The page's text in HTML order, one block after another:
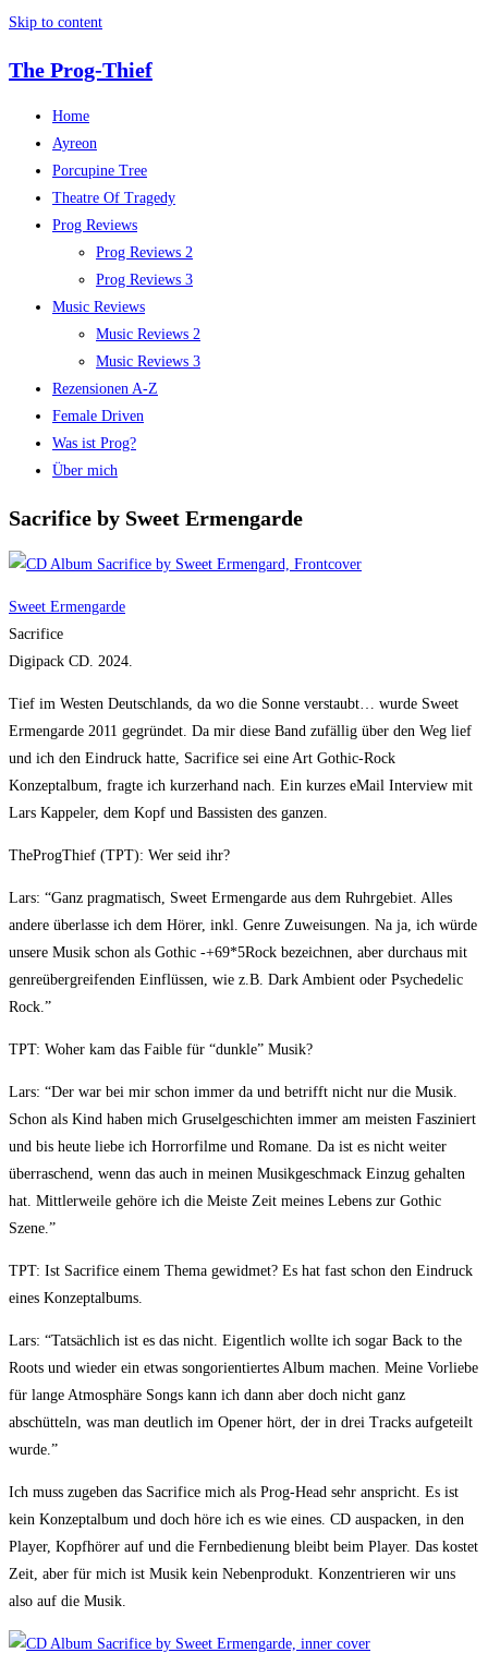
Skip to content
The Prog-Thief
Home
Ayreon
Porcupine Tree
Theatre Of Tragedy
Prog Reviews
Prog Reviews 2
Prog Reviews 3
Music Reviews
Music Reviews 2
Music Reviews 3
Rezensionen A-Z
Female Driven
Was ist Prog?
Über mich
Sacrifice by Sweet Ermengarde
Sweet Ermengarde
Sacrifice
Digipack CD. 2024.
Tief im Westen Deutschlands, da wo die Sonne verstaubt… wurde Sweet
Ermengarde 2011 gegründet. Da mir diese Band zufällig über den Weg lief
und ich den Eindruck hatte, Sacrifice sei eine Art Gothic-Rock
Konzeptalbum, fragte ich kurzerhand nach. Ein kurzes eMail Interview mit
Lars Kappeler, dem Kopf und Bassisten des ganzen.
TheProgThief (TPT): Wer seid ihr?
Lars: “Ganz pragmatisch, Sweet Ermengarde aus dem Ruhrgebiet. Alles
andere überlasse ich dem Hörer, inkl. Genre Zuweisungen. Na ja, ich würde
unsere Musik schon als Gothic -+69*5Rock bezeichnen, aber durchaus mit
genreübergreifenden Einflüssen, wie z.B. Dark Ambient oder Psychedelic
Rock.”
TPT: Woher kam das Faible für “dunkle” Musik?
Lars: “Der war bei mir schon immer da und betrifft nicht nur die Musik.
Schon als Kind haben mich Gruselgeschichten immer am meisten Fasziniert
und bis heute liebe ich Horrorfilme und Romane. Da ist es nicht weiter
überraschend, wenn das auch in meinen Musikgeschmack Einzug gehalten
hat. Mittlerweile gehöre ich die Meiste Zeit meines Lebens zur Gothic
Szene.”
TPT: Ist Sacrifice einem Thema gewidmet? Es hat fast schon den Eindruck
eines Konzeptalbums.
Lars: “Tatsächlich ist es das nicht. Eigentlich wollte ich sogar Back to the
Roots und wieder ein etwas songorientiertes Album machen. Meine Vorliebe
für lange Atmosphäre Songs kann ich dann aber doch nicht ganz
abschütteln, was man deutlich im Opener hört, der in drei Tracks aufgeteilt
wurde.”
Ich muss zugeben das Sacrifice mich als Prog-Head sehr anspricht. Es ist
kein Konzeptalbum und doch höre ich es wie eines. CD auspacken, in den
Player, Kopfhörer auf und die Fernbedienung bleibt beim Player. Das kostet
Zeit, aber für mich ist Musik kein Nebenprodukt. Konzentrieren wir uns
also auf die Musik.